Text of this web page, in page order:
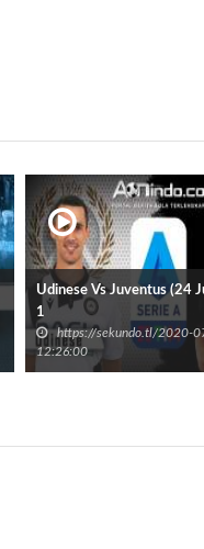
Udinese Vs Juventus (24
1
https://sekundo.tl/2020-
12:26:00